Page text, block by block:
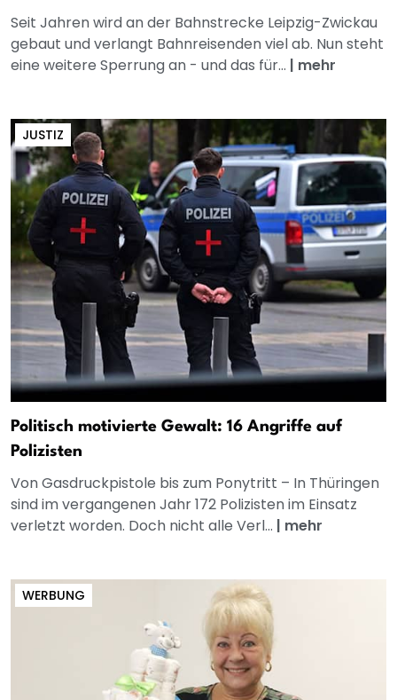
Seit Jahren wird an der Bahnstrecke Leipzig-Zwickau
gebaut und verlangt Bahnreisenden viel ab. Nun steht
eine weitere Sperrung an - und das für... | mehr
JUSTIZ
Politisch motivierte Gewalt: 16 Angriffe auf
Polizisten
Von Gasdruckpistole bis zum Ponytritt – In Thüringen
sind im vergangenen Jahr 172 Polizisten im Einsatz
verletzt worden. Doch nicht alle Verl... | mehr
WERBUNG